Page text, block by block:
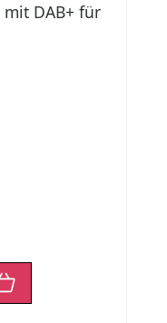
DAB+ für